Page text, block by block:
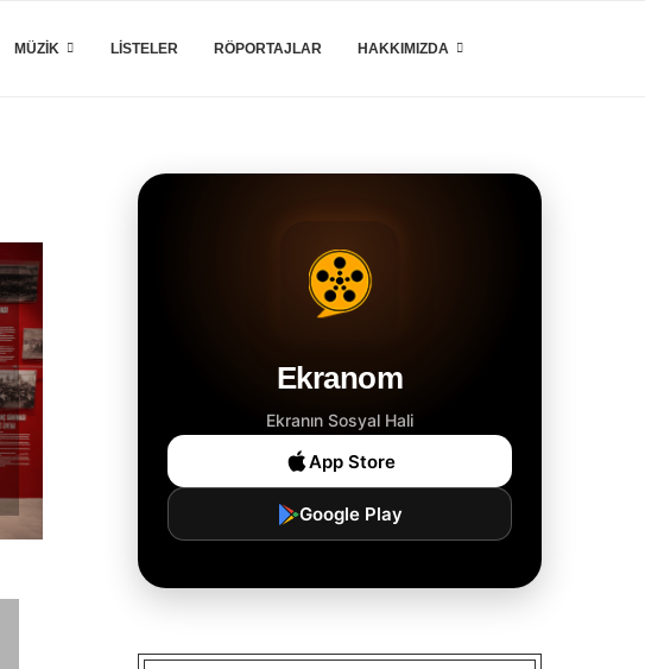
MÜZIK LISTELER RÖPORTAJLAR HAKKIMIZDA
Ekranom
Ekranın Sosyal Hali
App Store
Google Play